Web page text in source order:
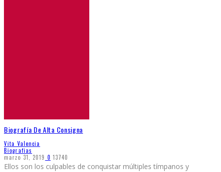
Biografía De Alta Consigna
Vita Valencia
Biografias
marzo 31, 2019 0 13740
Ellos son los culpables de conquistar múltiples tímpanos y